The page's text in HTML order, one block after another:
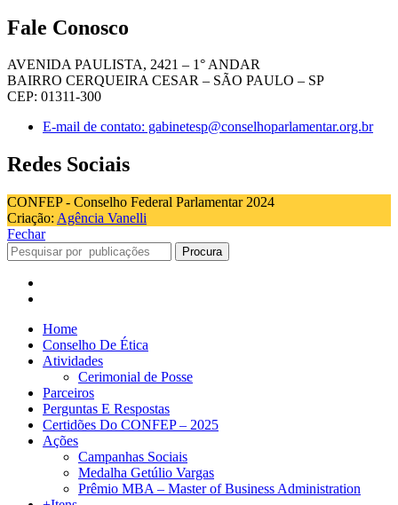
Fale Conosco
AVENIDA PAULISTA, 2421 – 1° ANDAR
BAIRRO CERQUEIRA CESAR – SÃO PAULO – SP
CEP: 01311-300
E-mail de contato: gabinetesp@conselhoparlamentar.org.br
Redes Sociais
CONFEP - Conselho Federal Parlamentar 2024
Criação: Agência Vanelli
Fechar
Procura
Home
Conselho De Ética
Atividades
Cerimonial de Posse
Parceiros
Perguntas E Respostas
Certidões Do CONFEP – 2025
Ações
Campanhas Sociais
Medalha Getúlio Vargas
Prêmio MBA – Master of Business Administration